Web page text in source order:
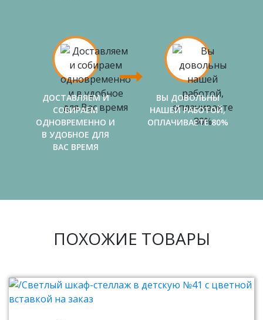
ДОСТАВЛЯЕМ И
СОБИРАЕМ
ОДНОВРЕМЕННО И
В УДОБНОЕ ДЛЯ
ВАС ВРЕМЯ
ВЫ ДОВОЛЬНЫ
НАШЕЙ РАБОТОЙ,
ОПЛАЧИВАЕТЕ 80%
ПОХОЖИЕ ТОВАРЫ